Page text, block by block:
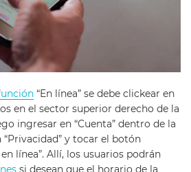
“En línea” se debe clickear en
en el sector superior derecho de la
ingresar en “Cuenta” dentro de la
y tocar el botón
línea”. Allí, los usuarios podrán
si desean que el horario de la